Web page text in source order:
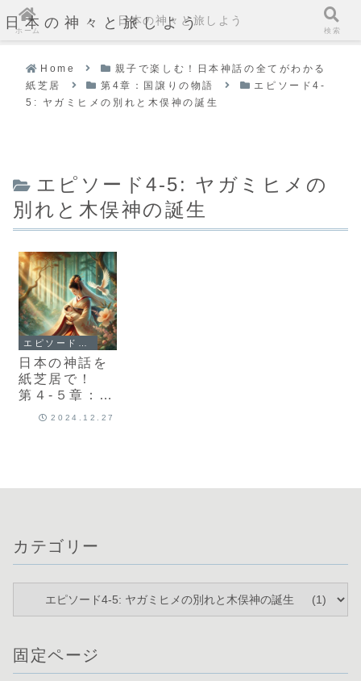
日本の神々と旅しよう
Home
親子で楽しむ！日本神話の全てがわかる
紙芝居
第4章：国譲りの物語
エピソード4-
5: ヤガミヒメの別れと木俣神の誕生
エピソード4-5: ヤガミヒメの
別れと木俣神の誕生
日本の神話を
紙芝居で！
第４-５章：ヤ
ガミヒメの別
Journey:
to a New
Beginning
2024.12.27
カテゴリー
固定ページ
ホーム
日本の神々と旅しよう
検索